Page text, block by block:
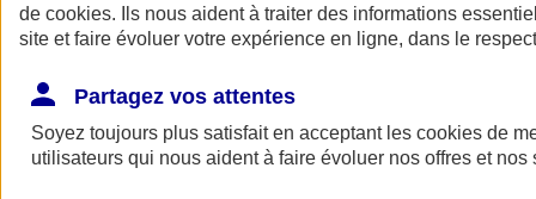
de cookies. Ils nous aident à traiter des informations
site et faire évoluer votre expérience en ligne, dans le
Partagez vos attentes
Soyez toujours plus satisfait en acceptant les cookies de
utilisateurs qui nous aident à faire évoluer nos offres et nos